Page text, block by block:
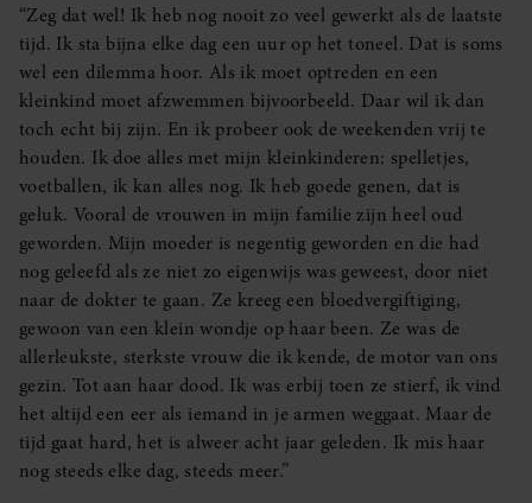
“Zeg dat wel! Ik heb nog nooit zo veel gewerkt als de laatste
tijd. Ik sta bijna elke dag een uur op het toneel. Dat is soms
wel een dilemma hoor. Als ik moet optreden en een
kleinkind moet afzwemmen bijvoorbeeld. Daar wil ik dan
toch echt bij zijn. En ik probeer ook de weekenden vrij te
houden. Ik doe alles met mijn kleinkinderen: spelletjes,
voetballen, ik kan alles nog. Ik heb goede genen, dat is
geluk. Vooral de vrouwen in mijn familie zijn heel oud
geworden. Mijn moeder is negentig geworden en die had
nog geleefd als ze niet zo eigenwijs was geweest, door niet
naar de dokter te gaan. Ze kreeg een bloedvergiftiging,
gewoon van een klein wondje op haar been. Ze was de
allerleukste, sterkste vrouw die ik kende, de motor van ons
gezin. Tot aan haar dood. Ik was erbij toen ze stierf, ik vind
het altijd een eer als iemand in je armen weggaat. Maar de
tijd gaat hard, het is alweer acht jaar geleden. Ik mis haar
nog steeds elke dag, steeds meer.”